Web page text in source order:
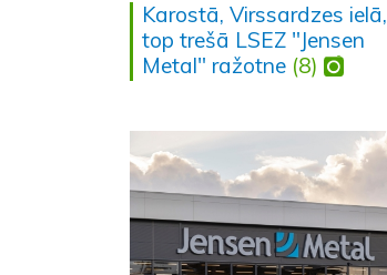
Karostā, Virssardzes ielā,
top trešā LSEZ "Jensen
Metal" ražotne (8)